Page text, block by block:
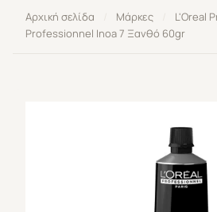
Αρχική σελίδα Μάρκες L'Oreal
Professionnel Inoa 7 Ξανθό 60gr